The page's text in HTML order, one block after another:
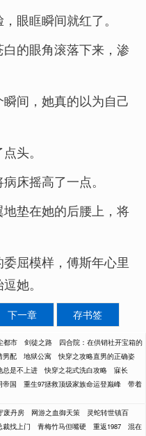
眼眶瞬间就红了。
的眼角滚落下来，渗
间，她真的以为自己
头。
床摇高了一点。
垫在她的后腰上，将
屈模样，傅斯年心里
她。
下一章 存书签
都市 剑徒之路
四合院：在供销社开宝箱的
男配 地狱公寓
快穿之攻略直男的正确姿
总是不上进 快穿之花式洗白攻略
寐长
帝国 重生97拯救顶级家族命运登巅峰
带着
废丹房 网游之血御天策
灵蛇转世镇百
裁找上门 青梅竹马但嘴硬 重返1987
混在